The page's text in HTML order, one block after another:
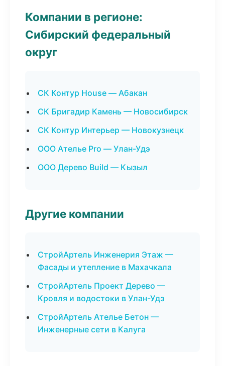
Компании в регионе:
Сибирский федеральный
округ
СК Контур House — Абакан
СК Бригадир Камень — Новосибирск
СК Контур Интерьер — Новокузнецк
ООО Ателье Pro — Улан-Удэ
ООО Дерево Build — Кызыл
Другие компании
СтройАртель Инженерия Этаж —
Фасады и утепление в Махачкала
СтройАртель Проект Дерево —
Кровля и водостоки в Улан-Удэ
СтройАртель Ателье Бетон —
Инженерные сети в Калуга